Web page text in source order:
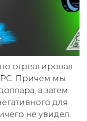
отреагировал
Причем мы
а затем
для
не увидел.